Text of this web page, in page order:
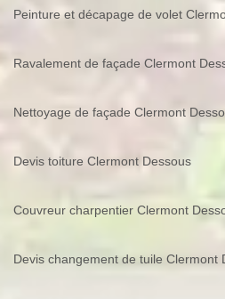
Peinture et décapage de volet
Ravalement de façade Clermont
Nettoyage de façade Clermont
Devis toiture Clermont Dessous
Couvreur charpentier Clermont
Devis changement de tuile Clermont